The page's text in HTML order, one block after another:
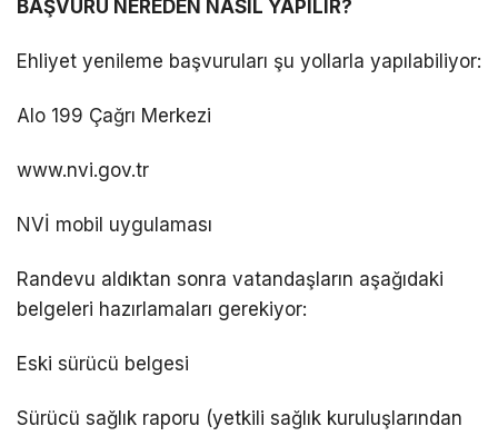
BAŞVURU NEREDEN NASIL YAPILIR?
Ehliyet yenileme başvuruları şu yollarla yapılabiliyor:
Alo 199 Çağrı Merkezi
www.nvi.gov.tr
NVİ mobil uygulaması
Randevu aldıktan sonra vatandaşların aşağıdaki
belgeleri hazırlamaları gerekiyor:
Eski sürücü belgesi
Sürücü sağlık raporu (yetkili sağlık kuruluşlarından